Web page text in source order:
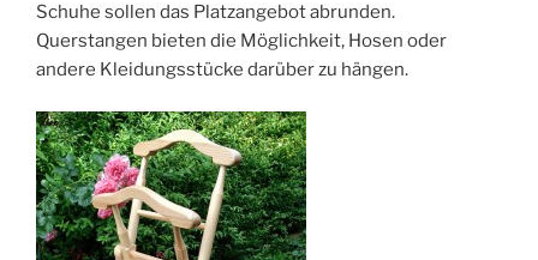
Schuhe sollen das Platzangebot abrunden.
Querstangen bieten die Möglichkeit, Hosen oder
andere Kleidungsstücke darüber zu hängen.